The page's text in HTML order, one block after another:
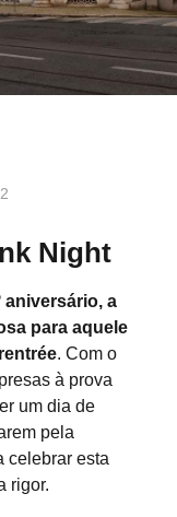
Night
aniversário, a
para aquele
. Com o
à prova
um dia de
pela
celebrar esta
rigor.